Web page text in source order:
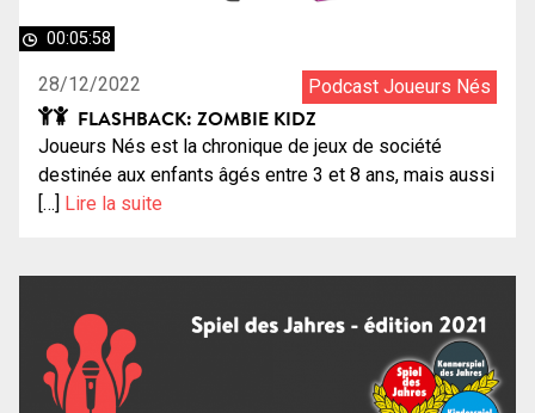
00:05:58
28/12/2022 Podcast Joueurs Nés
FLASHBACK: ZOMBIE KIDZ
Joueurs Nés est la chronique de jeux de société
destinée aux enfants âgés entre 3 et 8 ans, mais aussi
[…]
Lire la suite